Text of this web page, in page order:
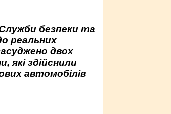
безпеки та
реальних
двох
які здійснили
автомобілів